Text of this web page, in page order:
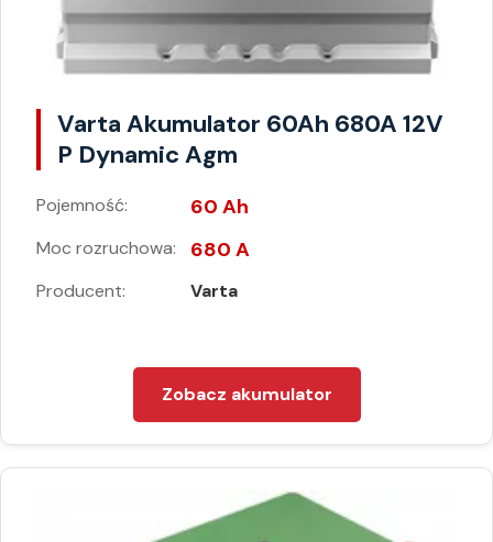
Varta Akumulator 60Ah 680A 12V
P Dynamic Agm
Pojemność: 60 Ah
Moc rozruchowa: 680 A
Producent: Varta
Zobacz akumulator